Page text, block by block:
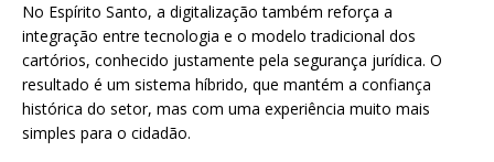
No Espírito Santo, a digitalização também reforça a
integração entre tecnologia e o modelo tradicional dos
cartórios, conhecido justamente pela segurança jurídica. O
resultado é um sistema híbrido, que mantém a confiança
histórica do setor, mas com uma experiência muito mais
simples para o cidadão.